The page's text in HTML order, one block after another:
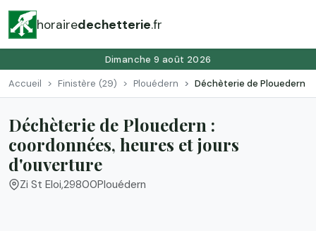
horairedechetterie.fr
Dimanche 9 août 2026
Accueil Finistère (29) Plouédern Déchèterie de Plouedern
Déchèterie de Plouedern :
coordonnées, heures et jours
d'ouverture
Zi St Eloi,29800Plouédern